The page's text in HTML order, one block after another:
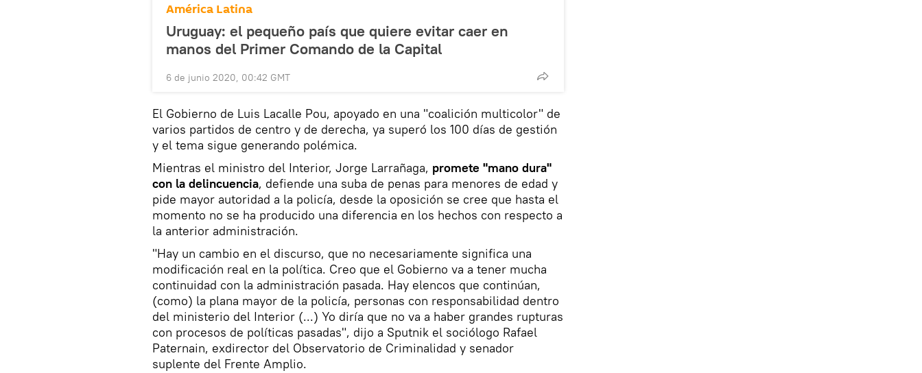
América Latina
Uruguay: el pequeño país que quiere evitar caer en
manos del Primer Comando de la Capital
6 de junio 2020, 00:42 GMT
El Gobierno de Luis Lacalle Pou, apoyado en una "coalición multicolor" de
varios partidos de centro y de derecha, ya superó los 100 días de gestión
y el tema sigue generando polémica.
Mientras el ministro del Interior, Jorge Larrañaga, promete "mano dura"
con la delincuencia, defiende una suba de penas para menores de edad y
pide mayor autoridad a la policía, desde la oposición se cree que hasta el
momento no se ha producido una diferencia en los hechos con respecto a
la anterior administración.
"Hay un cambio en el discurso, que no necesariamente significa una
modificación real en la política. Creo que el Gobierno va a tener mucha
continuidad con la administración pasada. Hay elencos que continúan,
(como) la plana mayor de la policía, personas con responsabilidad dentro
del ministerio del Interior (...) Yo diría que no va a haber grandes rupturas
con procesos de políticas pasadas", dijo a Sputnik el sociólogo Rafael
Paternain, exdirector del Observatorio de Criminalidad y senador
suplente del Frente Amplio.